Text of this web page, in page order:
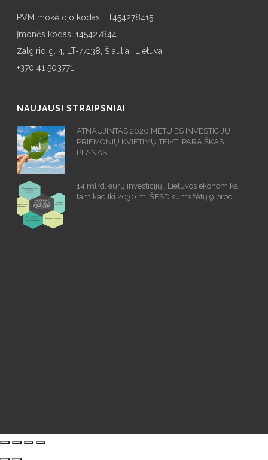
PVM mokėtojo kodas: LT454278415
Įmonės kodas: 145427844
Žalgirio g. 4, LT-77138, Šiauliai, Lietuva
+370 41 503771
NAUJAUSI STRAIPSNIAI
ATNAUJINTAS 2020 METŲ ES INVESTICIJŲ
PRIEMONIŲ KVIETIMŲ TEIKTI PARAIŠKAS
PLANAS
14 mlrd. eurų investicijų į Lietuvos ekonomiką
tam kad Iki 2030 m. ŠESD sumažėtų 9 proc.